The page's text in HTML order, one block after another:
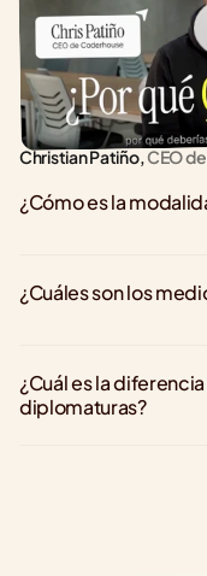
Christian Patiño, CEO
¿Cómo es la
¿Cuáles son los
¿Cuál es la
diplomaturas?